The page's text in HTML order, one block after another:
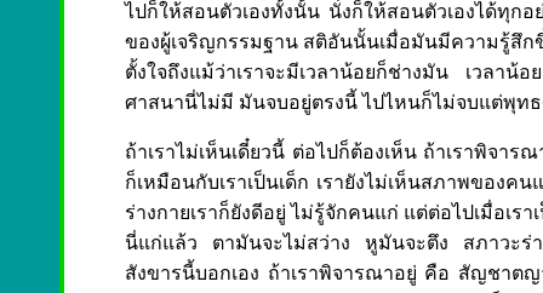
ไปก็ให้สอนตัวเองทั้งนั้น นั่งก็ให้สอนตัวเองได้ทุก
ของผู้เจริญกรรมฐาน สติอันนั้นเมื่อมันมีความรู้สึ
ตั้งใจถึงแม้ว่าเราจะมีเวลาน้อยก็ช่างมัน เวลาน้
ศาสนานี่ไม่มี มันจบอยู่ตรงนี้ ไปไหนก็ไม่จบแต่พุท
ถ้าเราไม่เห็นเดี๋ยวนี้ ต่อไปก็ต้องเห็น ถ้าเราพิจา
ก็เหมือนกับเราเป็นเด็ก เรายังไม่เห็นสภาพของค
ร่างกายเราก็ยังดีอยู่ ไม่รู้จักคนแก่ แต่ต่อไปเมื่อเ
นี่แก่แล้ว ตามันจะไม่สว่าง หูมันจะตึง สภาวะร่
สังขารนี้บอกเอง ถ้าเราพิจารณาอยู่ คือ สัญชา